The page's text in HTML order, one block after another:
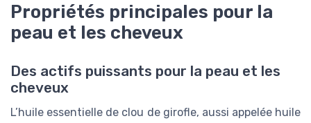
Propriétés principales pour la
peau et les cheveux
Des actifs puissants pour la peau et les
cheveux
L’huile essentielle de clou de girofle, aussi appelée huile